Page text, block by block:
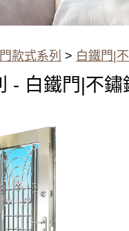
款式系列 > 白鐵門|
- 白鐵門|不鏽